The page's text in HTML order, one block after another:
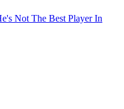
Not The Best Player In